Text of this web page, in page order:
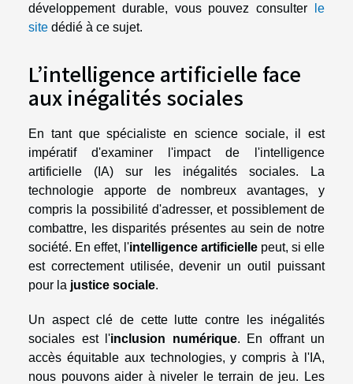
développement durable, vous pouvez consulter
le
site dédié à ce sujet.
L’intelligence artificielle face
aux inégalités sociales
En tant que spécialiste en science sociale, il est
impératif d'examiner l'impact de l'intelligence
artificielle (IA) sur les inégalités sociales. La
technologie apporte de nombreux avantages, y
compris la possibilité d'adresser, et possiblement de
combattre, les disparités présentes au sein de notre
société. En effet, l'intelligence artificielle peut, si elle
est correctement utilisée, devenir un outil puissant
pour la justice sociale.
Un aspect clé de cette lutte contre les inégalités
sociales est l'inclusion numérique. En offrant un
accès équitable aux technologies, y compris à l'IA,
nous pouvons aider à niveler le terrain de jeu. Les